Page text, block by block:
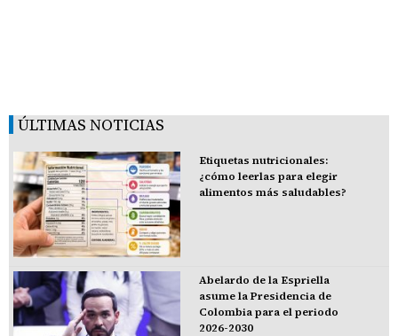
ÚLTIMAS NOTICIAS
Etiquetas nutricionales:
¿cómo leerlas para elegir
alimentos más saludables?
Abelardo de la Espriella
asume la Presidencia de
Colombia para el periodo
2026-2030